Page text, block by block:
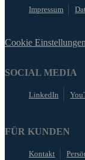
Impressum
Cookie Einstellungen
SOCIAL MEDIA
LinkedIn
FÜR KUNDEN
Kontakt